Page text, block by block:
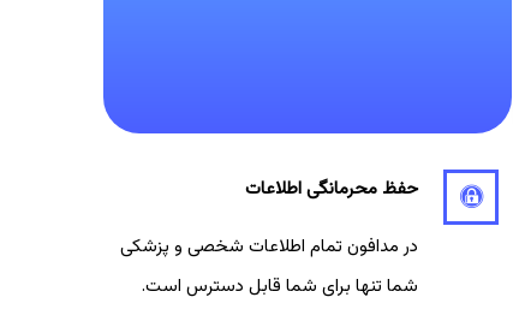
حفظ محرمانگی اطلاعات
در مدافون تمام اطلاعات شخصی و پزشکی
شما تنها برای شما قابل دسترس است.